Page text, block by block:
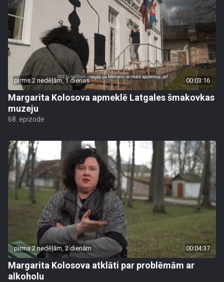
pirms 2 nedēļām, 1 dienas 00:03:16
Margarita Kolosova apmeklē Latgales šmakovkas
muzeju
68. epizode
pirms 2 nedēļām, 2 dienām 00:04:37
Margarita Kolosova atklāti par problēmām ar
alkoholu